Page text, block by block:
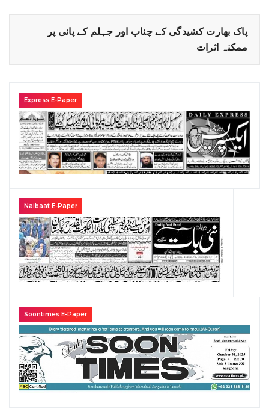
پاک بھارت کشیدگی کے چناب اور جہلم کے پانی پر
ممکنہ اثرات
Express E-Paper
Naibaat E-Paper
Soontimes E-Paper